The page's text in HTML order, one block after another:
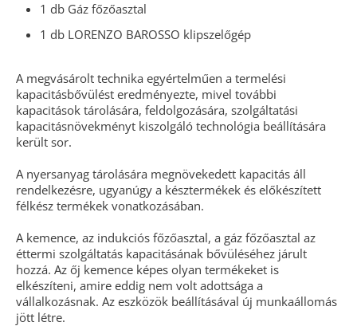
1 db Gáz főzőasztal
1 db LORENZO BAROSSO klipszelőgép
A megvásárolt technika egyértelműen a termelési
kapacitásbővülést eredményezte, mivel további
kapacitások tárolására, feldolgozására, szolgáltatási
kapacitásnövekményt kiszolgáló technológia beállítására
került sor.
A nyersanyag tárolására megnövekedett kapacitás áll
rendelkezésre, ugyanúgy a késztermékek és előkészített
félkész termékek vonatkozásában.
A kemence, az indukciós főzőasztal, a gáz főzőasztal az
éttermi szolgáltatás kapacitásának bővüléséhez járult
hozzá. Az őj kemence képes olyan termékeket is
elkészíteni, amire eddig nem volt adottsága a
vállalkozásnak. Az eszközök beállításával új munkaállomás
jött létre.